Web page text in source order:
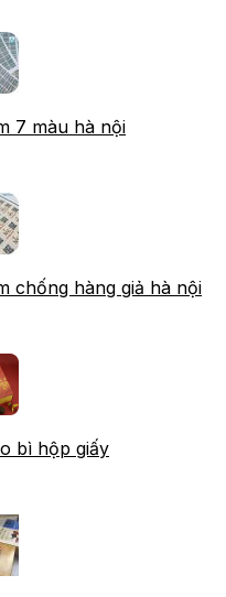
7 màu hà nội
chống hàng giả hà nội
bì hộp giấy